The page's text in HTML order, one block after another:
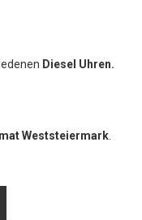
Diesel Uhren.
Weststeiermark